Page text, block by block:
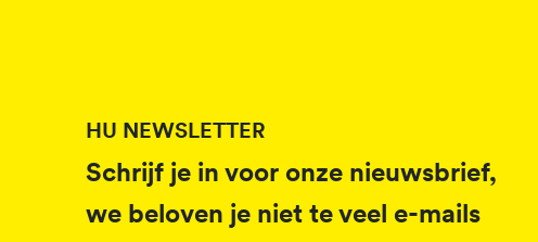
HU NEWSLETTER
Schrijf je in voor onze nieuwsbrief,
we beloven je niet te veel e-mails